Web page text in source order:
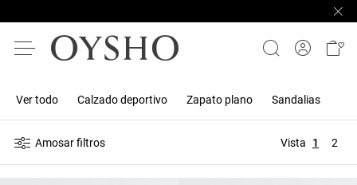
Ver todo Calzado deportivo Zapato plano Sandalias
Amosar filtros Vista 1 2